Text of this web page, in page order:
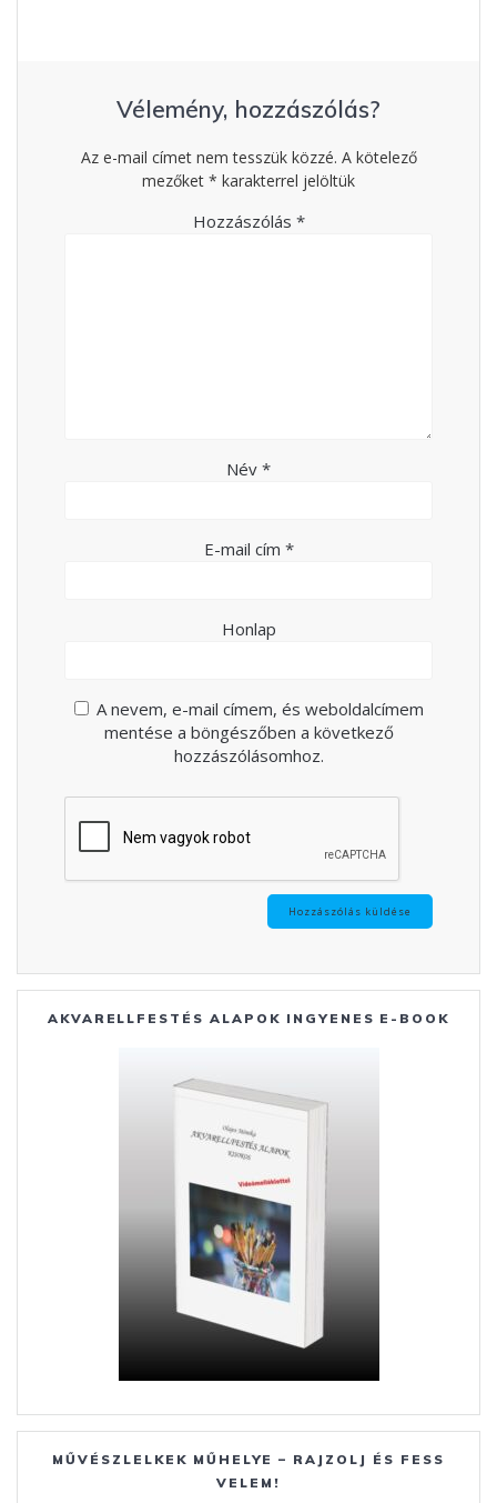
Vélemény, hozzászólás?
Az e-mail címet nem tesszük közzé. A kötelező
mezőket * karakterrel jelöltük
Hozzászólás *
Név *
E-mail cím *
Honlap
A nevem, e-mail címem, és weboldalcímem
mentése a böngészőben a következő
hozzászólásomhoz.
AKVARELLFESTÉS ALAPOK INGYENES E-BOOK
MŰVÉSZLELKEK MŰHELYE – RAJZOLJ ÉS FESS
VELEM!